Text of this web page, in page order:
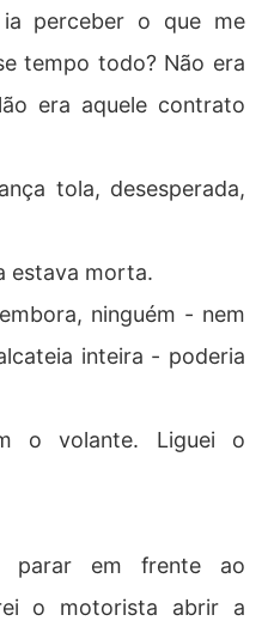
perceber o que me
tempo todo? Não era
era aquele contrato
tola, desesperada,
estava morta.
ninguém - nem
inteira - poderia
o volante. Liguei o
parar em frente ao
o motorista abrir a